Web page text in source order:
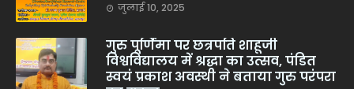
जुलाई 10, 2025
गुरु पूर्णिमा पर छत्रपति शाहूजी
विश्वविद्यालय में श्रद्धा का उत्सव, पंडित
स्वयं प्रकाश अवस्थी ने बताया गुरु परंपरा